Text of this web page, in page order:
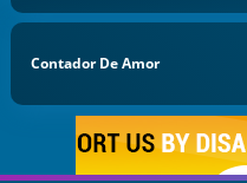
Contador De Amor